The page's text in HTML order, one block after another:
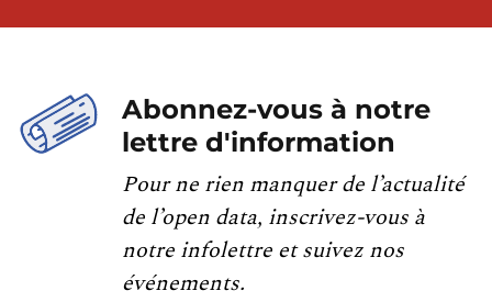
Abonnez-vous à notre
lettre d'information
Pour ne rien manquer de l’actualité
de l’open data, inscrivez-vous à
notre infolettre et suivez nos
événements.